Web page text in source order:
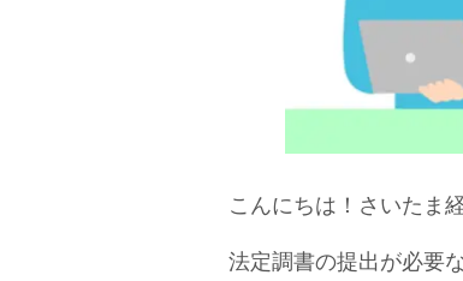
こんにちは！さいたま
法定調書の提出が必要